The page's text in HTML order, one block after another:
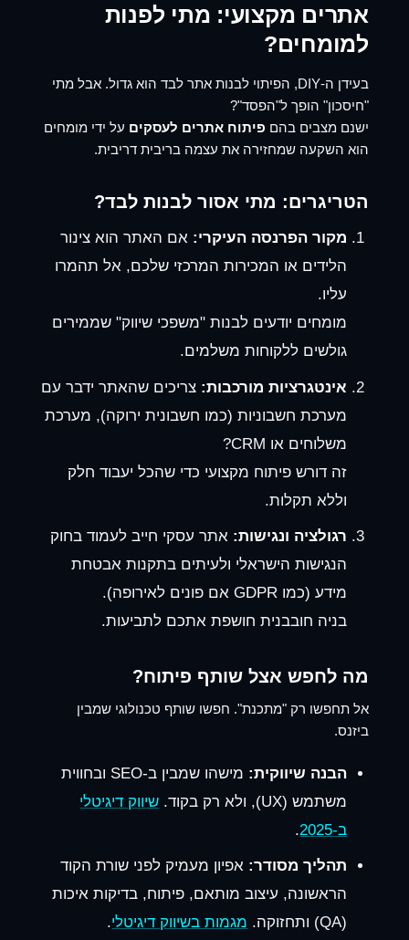
אתרים מקצועי: מתי לפנות
למומחים?
בעידן ה-DIY, הפיתוי לבנות אתר לבד הוא גדול. אבל מתי
"חיסכון" הופך ל"הפסד"?
ישנם מצבים בהם פיתוח אתרים לעסקים על ידי מומחים
הוא השקעה שמחזירה את עצמה בריבית דריבית.
הטריגרים: מתי אסור לבנות לבד?
מקור הפרנסה העיקרי: אם האתר הוא צינור
הלידים או המכירות המרכזי שלכם, אל תהמרו
עליו.
מומחים יודעים לבנות "משפכי שיווק" שממירים
גולשים ללקוחות משלמים.
אינטגרציות מורכבות: צריכים שהאתר ידבר עם
מערכת חשבוניות (כמו חשבונית ירוקה), מערכת
משלוחים או CRM?
זה דורש פיתוח מקצועי כדי שהכל יעבוד חלק
וללא תקלות.
רגולציה ונגישות: אתר עסקי חייב לעמוד בחוק
הנגישות הישראלי ולעיתים בתקנות אבטחת
מידע (כמו GDPR אם פונים לאירופה).
בניה חובבנית חושפת אתכם לתביעות.
מה לחפש אצל שותף פיתוח?
אל תחפשו רק "מתכנת". חפשו שותף טכנולוגי שמבין
ביזנס.
הבנה שיווקית:
מישהו שמבין ב-SEO ובחווית
משתמש (UX), ולא רק בקוד.
שיווק דיגיטלי
ב-2025
.
תהליך מסודר: אפיון מעמיק לפני שורת הקוד
הראשונה, עיצוב מותאם, פיתוח, בדיקות איכות
(QA) ותחזוקה.
מגמות בשיווק דיגיטלי.